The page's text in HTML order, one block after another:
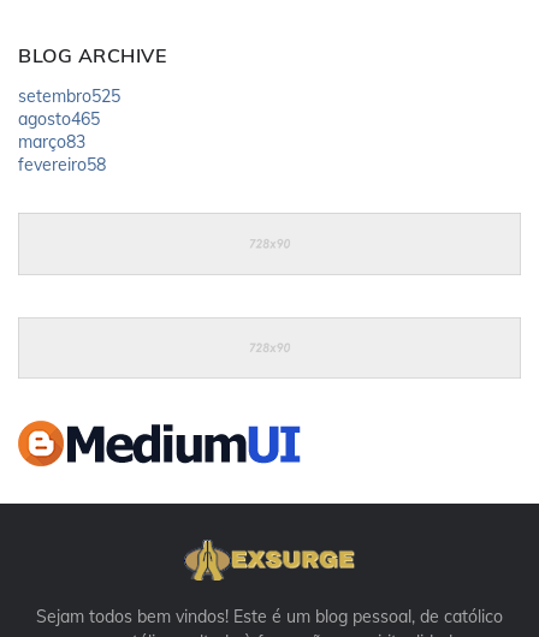
BLOG ARCHIVE
setembro525
agosto465
março83
fevereiro58
Sejam todos bem vindos! Este é um blog pessoal, de católico